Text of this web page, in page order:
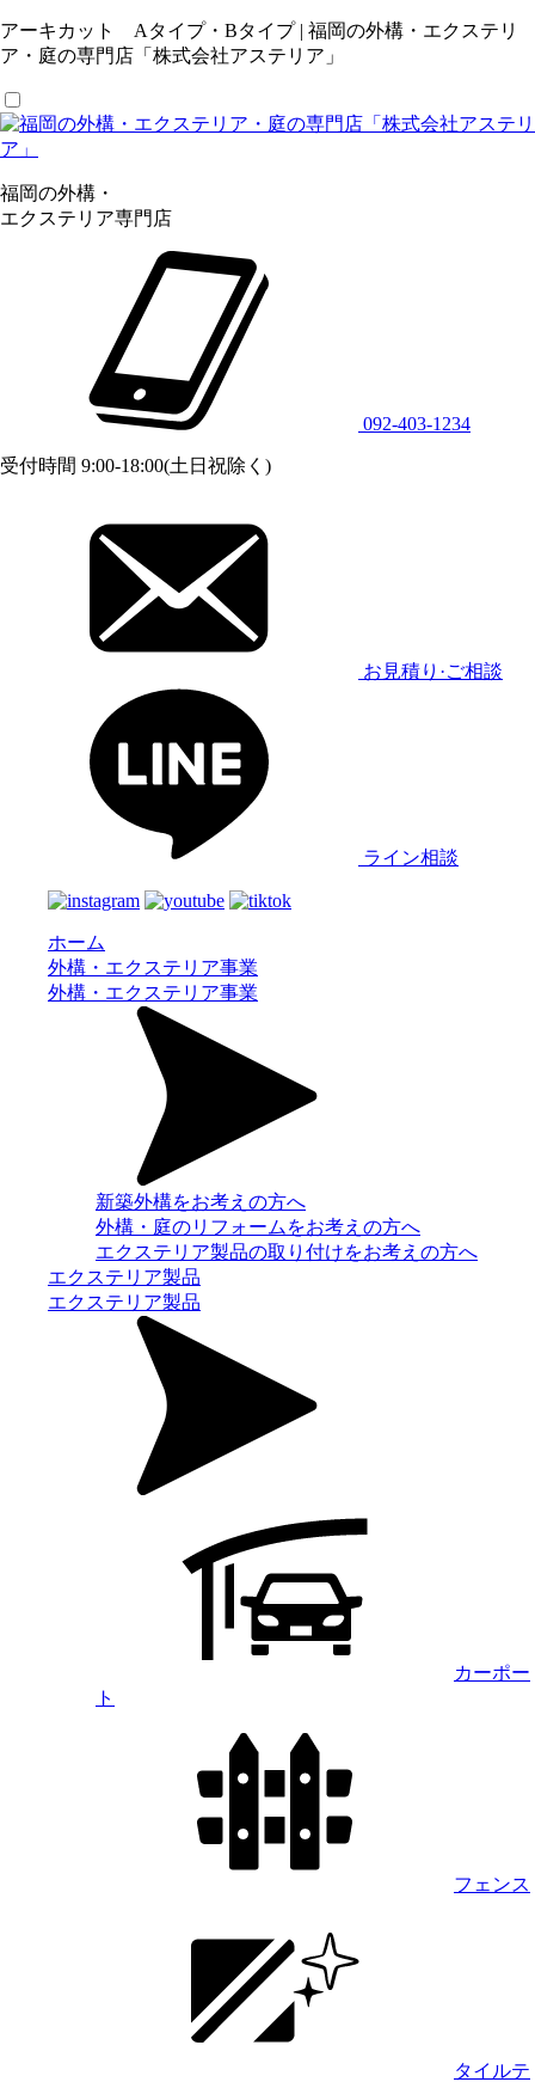
アーキカット Aタイプ・Bタイプ | 福岡の外構・エクステリ
ア・庭の専門店「株式会社アステリア」
福岡の外構・
エクステリア専門店
092-403-1234
受付時間 9:00-18:00(土日祝除く)
お見積り·ご相談
ライン相談
ホーム
外構・エクステリア事業
外構・エクステリア事業
新築外構をお考えの方へ
外構・庭のリフォームをお考えの方へ
エクステリア製品の取り付けをお考えの方へ
エクステリア製品
エクステリア製品
カーポー
ト
フェンス
タイルテ